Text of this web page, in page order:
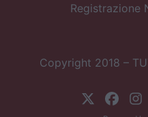
Registrazione
Copyright 2018 –